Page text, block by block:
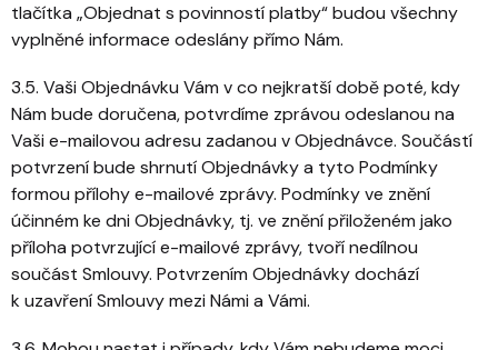
tlačítka „Objednat s povinností platby“ budou všechny
vyplněné informace odeslány přímo Nám.
3.5. Vaši Objednávku Vám v co nejkratší době poté, kdy
Nám bude doručena, potvrdíme zprávou odeslanou na
Vaši e-mailovou adresu zadanou v Objednávce. Součástí
potvrzení bude shrnutí Objednávky a tyto Podmínky
formou přílohy e-mailové zprávy. Podmínky ve znění
účinném ke dni Objednávky, tj. ve znění přiloženém jako
příloha potvrzující e-mailové zprávy, tvoří nedílnou
součást Smlouvy. Potvrzením Objednávky dochází
k uzavření Smlouvy mezi Námi a Vámi.